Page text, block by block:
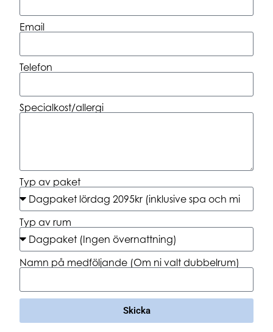
Email
Telefon
Specialkost/allergi
Typ av paket
Typ av rum
Namn på medföljande (Om ni valt dubbelrum)
Skicka